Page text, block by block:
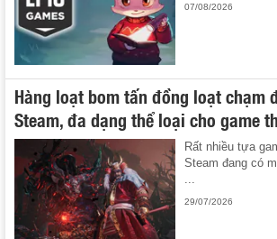
07/08/2026
Hàng loạt bom tấn đồng loạt chạm
Steam, đa dạng thể loại cho game
Rất nhiều tựa
Steam đang có
29/07/2026